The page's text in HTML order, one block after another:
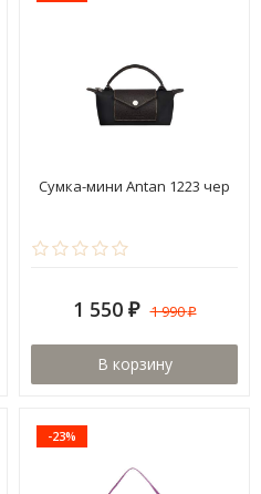
Сумка-мини Antan 1223 чер
1 550 ₽ 1 990₽
В корзину
-23%